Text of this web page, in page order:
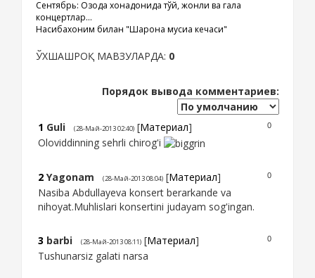
Сентябрь: Озода хонадонида тўй, жонли ва гала
концертлар...
Насибахоним билан "Шарқона мусиқа кечаси"
ЎХШАШРОҚ МАВЗУЛАРДА: 0
Порядок вывода комментариев:
0
1 Guli (28-Май-2013 02:40) [Материал]
Oloviddinning sehrli chirog'i
0
2 Yagonam (28-Май-2013 08:04) [Материал]
Nasiba Abdullayeva konsert berarkande va
nihoyat.Muhlislari konsertini judayam sog'ingan.
0
3 barbi (28-Май-2013 08:11) [Материал]
Tushunarsiz galati narsa